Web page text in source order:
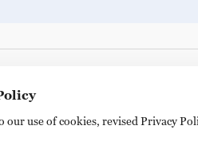
use of cookies, revised Privacy